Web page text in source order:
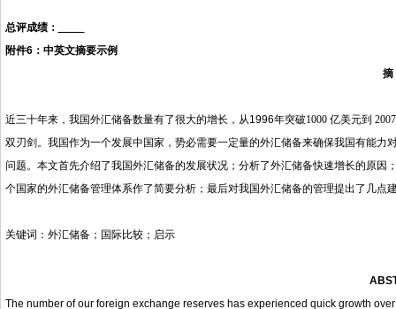
总评成绩：
附件6：中英文摘要示例
摘
近三十年来，我国外汇储备数量有了很大的增长，从1996年突破1000 亿美元到 2007
双刃剑。我国作为一个发展中国家，势必需要一定量的外汇储备来确保我国有能
问题。本文首先介绍了我国外汇储备的发展状况；分析了外汇储备快速增长的原
个国家的外汇储备管理体系作了简要分析；最后对我国外汇储备的管理提出了几点
关键词： 外汇储备；国际比较；启示
The number of our foreign exchange reserves has experienced quick growth